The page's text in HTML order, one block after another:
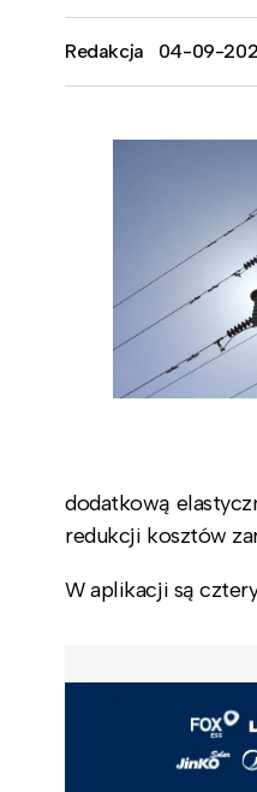
Redakcja 04-09-
dodatkową
redukcji kosztów
W aplikacji są